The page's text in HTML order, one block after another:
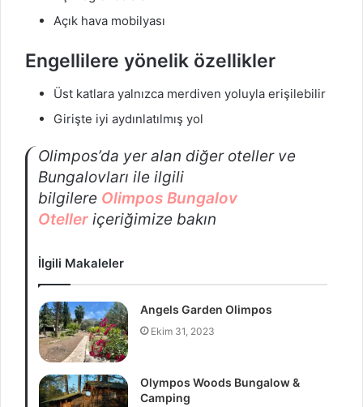
Açık hava mobilyası
Engellilere yönelik özellikler
Üst katlara yalnızca merdiven yoluyla erişilebilir
Girişte iyi aydınlatılmış yol
Olimpos’da yer alan diğer oteller ve
Bungalovları ile ilgili
bilgilere OlimposBungalov
Oteller içeriğimize bakın
İlgili Makaleler
Angels Garden Olimpos
Ekim 31, 2023
Olympos Woods Bungalow &
Camping